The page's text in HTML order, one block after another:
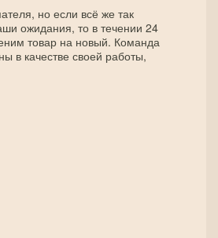
но если всё же так
ожидания, то в течении 24
товар на новый. Команда
в качестве своей работы,